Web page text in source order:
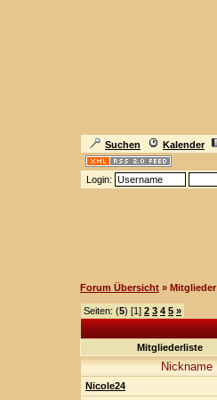
Suchen Kalender
Login:
Forum Übersicht » Mitglieder
Seiten: (5) [1] 2 3 4 5 »
Mitgliederliste
Nickname
Nicole24